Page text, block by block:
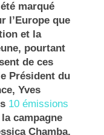
marqué
l’Europe que
et la
pourtant
de ces
Président du
Yves
10 émissions
campagne
Chamba,